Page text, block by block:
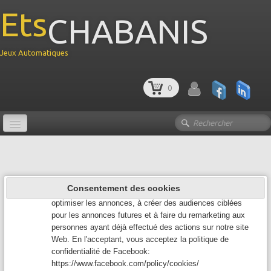
EtsCHABANIS
Jeux Automatiques
0
▼
Consentement des cookies
Google Analytics est un service utilisé sur notre site Web
qui permet de suivre, de signaler le trafic et de mesurer la
manière dont les utilisateurs interagissent avec le contenu
de notre site Web afin de l’améliorer et de fournir de
Facebook Pixel recueille des données qui nous aident à
suivre les conversions des annonces Facebook, à
optimiser les annonces, à créer des audiences ciblées
pour les annonces futures et à faire du remarketing aux
personnes ayant déjà effectué des actions sur notre site
Web. En l'acceptant, vous acceptez la politique de
confidentialité de Facebook:
https://www.facebook.com/policy/cookies/